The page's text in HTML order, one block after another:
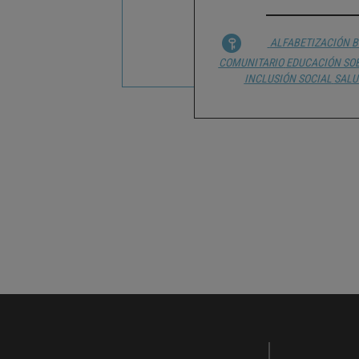
ALFABETIZACIÓN
COMUNITARIO EDUCACIÓN
INCLUSIÓN SOCIAL